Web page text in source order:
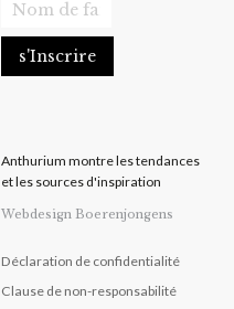
Anthurium montre les tendances
et les sources d'inspiration
Webdesign Boerenjongens
Déclaration de confidentialité
Clause de non-responsabilité